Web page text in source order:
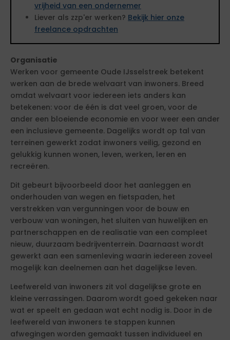
vrijheid van een ondernemer
Liever als zzp'er werken? Bekijk hier onze
freelance opdrachten
Organisatie
Werken voor gemeente Oude IJsselstreek betekent
werken aan de brede welvaart van inwoners. Breed
omdat welvaart voor iedereen iets anders kan
betekenen: voor de één is dat veel groen, voor de
ander een bloeiende economie en voor weer een ander
een inclusieve gemeente. Dagelijks wordt op tal van
terreinen gewerkt zodat inwoners veilig, gezond en
gelukkig kunnen wonen, leven, werken, leren en
recreëren.
Dit gebeurt bijvoorbeeld door het aanleggen en
onderhouden van wegen en fietspaden, het
verstrekken van vergunningen voor de bouw en
verbouw van woningen, het sluiten van huwelijken en
partnerschappen en de realisatie van een compleet
nieuw, duurzaam bedrijventerrein. Daarnaast wordt
gewerkt aan een samenleving waarin iedereen zoveel
mogelijk kan deelnemen aan het dagelijkse leven.
Leefwereld van inwoners zit vol dagelijkse grote en
kleine verrassingen. Daarom wordt goed gekeken naar
wat er speelt en gedaan wat echt nodig is. Door in de
leefwereld van inwoners te stappen kunnen
afwegingen worden gemaakt tussen individueel en